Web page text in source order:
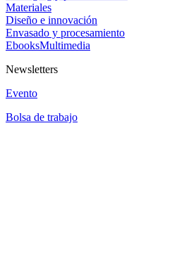
Materiales
Diseño e innovación
Envasado y procesamiento
EbooksMultimedia
Newsletters
Evento
Bolsa de trabajo